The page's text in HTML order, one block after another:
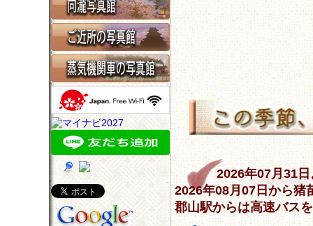
2026年07月31
2026年08月07日から猪
郡山駅からは高速バス